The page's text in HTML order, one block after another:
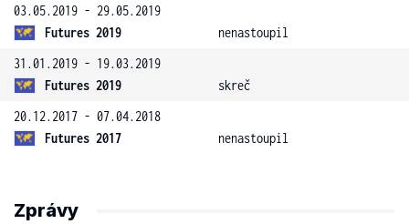
03.05.2019 - 29.05.2019
Futures 2019
nenastoupil
31.01.2019 - 19.03.2019
Futures 2019
skreč
20.12.2017 - 07.04.2018
Futures 2017
nenastoupil
Zprávy